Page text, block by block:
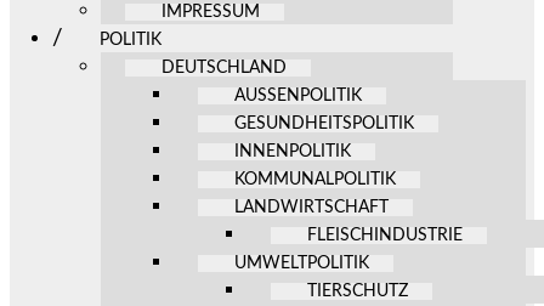
IMPRESSUM
POLITIK
DEUTSCHLAND
AUSSENPOLITIK
GESUNDHEITSPOLITIK
INNENPOLITIK
KOMMUNALPOLITIK
LANDWIRTSCHAFT
FLEISCHINDUSTRIE
UMWELTPOLITIK
TIERSCHUTZ